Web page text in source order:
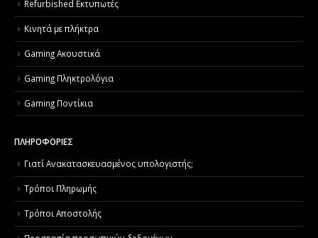
Refurbished Εκτυπωτές
Κινητά με πλήκτρα
Gaming Ακουστικά
Gaming Πληκτρολόγια
Gaming Ποντίκια
ΠΛΗΡΟΦΟΡΙΕΣ
Γιατί Aνακατασκευασμένος υπολογιστής;
Τρόποι Πληρωμής
Τρόποι Αποστολής